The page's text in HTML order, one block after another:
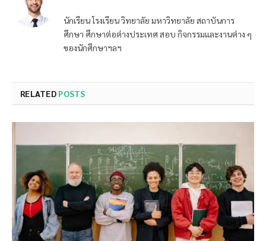
นักเรียน โรงเรียน วิทยาลัย มหาวิทยาลัย สถาบันการ
ศึกษา ศึกษาต่อต่างประเทศ สอบ กิจกรรมและงานต่าง ๆ
ของนักศึกษาฯลฯ
RELATED POSTS